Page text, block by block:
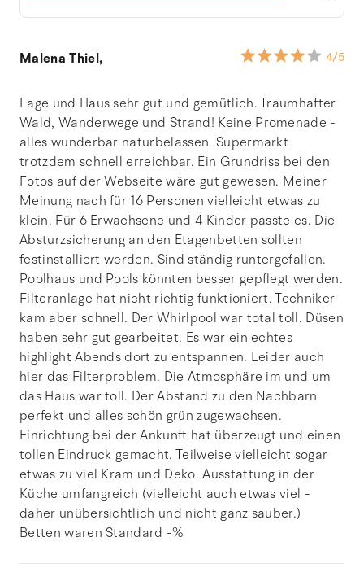
Malena Thiel, 4/5
Lage und Haus sehr gut und gemütlich. Traumhafter
Wald, Wanderwege und Strand! Keine Promenade -
alles wunderbar naturbelassen. Supermarkt
trotzdem schnell erreichbar. Ein Grundriss bei den
Fotos auf der Webseite wäre gut gewesen. Meiner
Meinung nach für 16 Personen vielleicht etwas zu
klein. Für 6 Erwachsene und 4 Kinder passte es. Die
Absturzsicherung an den Etagenbetten sollten
festinstalliert werden. Sind ständig runtergefallen.
Poolhaus und Pools könnten besser gepflegt werden.
Filteranlage hat nicht richtig funktioniert. Techniker
kam aber schnell. Der Whirlpool war total toll. Düsen
haben sehr gut gearbeitet. Es war ein echtes
highlight Abends dort zu entspannen. Leider auch
hier das Filterproblem. Die Atmosphäre im und um
das Haus war toll. Der Abstand zu den Nachbarn
perfekt und alles schön grün zugewachsen.
Einrichtung bei der Ankunft hat überzeugt und einen
tollen Eindruck gemacht. Teilweise vielleicht sogar
etwas zu viel Kram und Deko. Ausstattung in der
Küche umfangreich (vielleicht auch etwas viel -
daher unübersichtlich und nicht ganz sauber.)
Betten waren Standard -%